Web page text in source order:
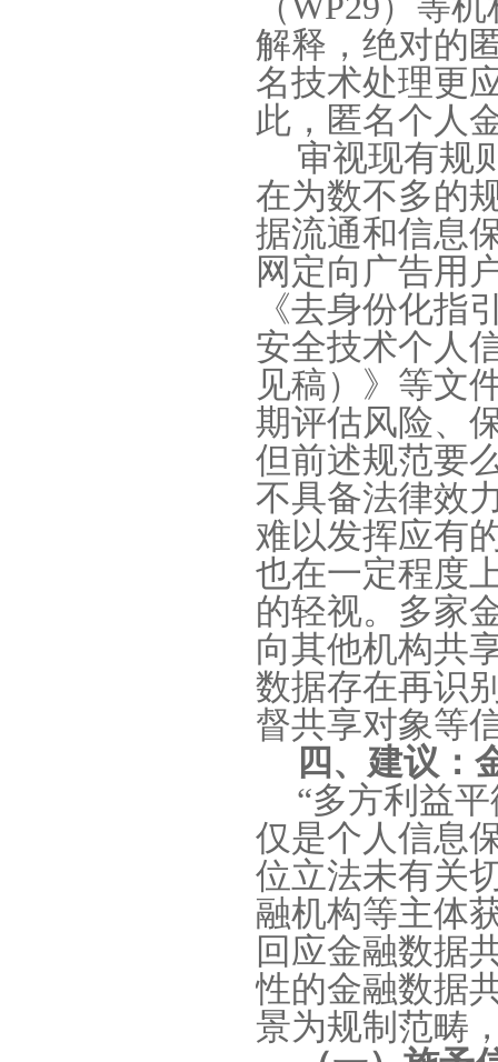
解释，绝对的
名技术处理更
此，匿名个人
审视现有规
在为数不多的
据流通和信息
网定向广告用
《去身份化指
安全技术个人
见稿）》等文
期评估风险、
但前述规范要
不具备法律效
难以发挥应有
也在一定程度
的轻视。多家
向其他机构共
数据存在再识
督共享对象等
四、建议：
“多方利益
仅是个人信息
位立法未有关
融机构等主体
回应金融数据
性的金融数据
景为规制范畴